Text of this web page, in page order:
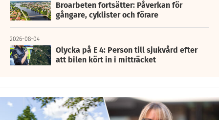
Broarbeten fortsätter: Påverkan för
gångare, cyklister och förare
2026-08-04
Olycka på E 4: Person till sjukvård efter
att bilen kört in i mitträcket